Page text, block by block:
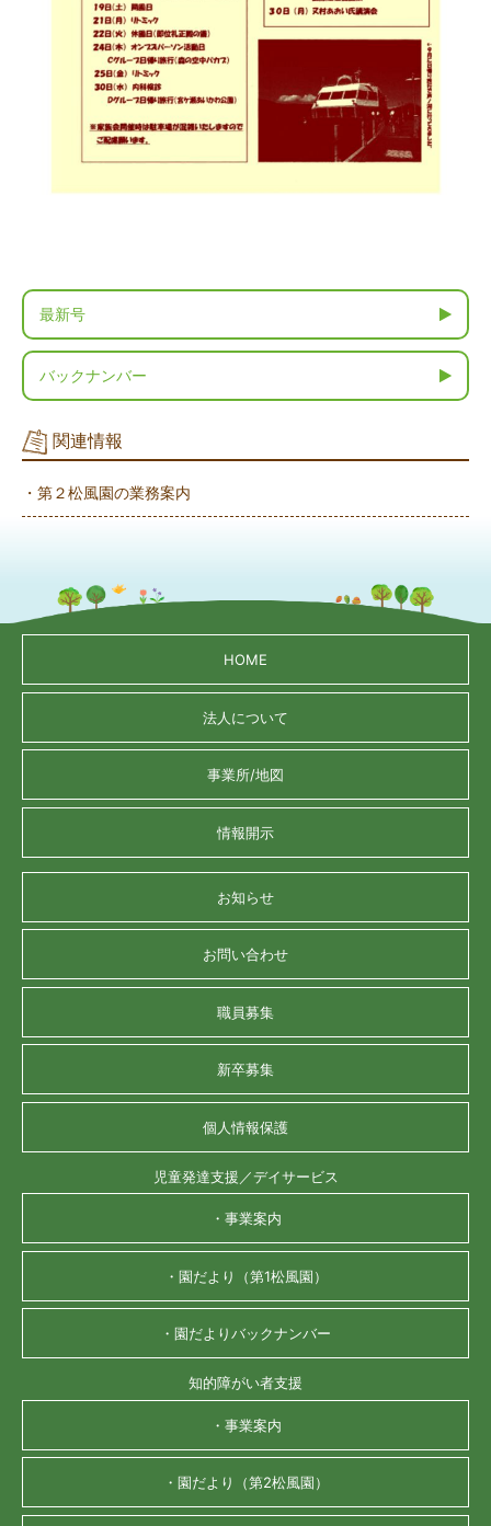
最新号
バックナンバー
関連情報
・第２松風園の業務案内
HOME
法人について
事業所/地図
情報開示
お知らせ
お問い合わせ
職員募集
新卒募集
個人情報保護
児童発達支援／デイサービス
・事業案内
・園だより（第1松風園）
・園だよりバックナンバー
知的障がい者支援
・事業案内
・園だより（第2松風園）